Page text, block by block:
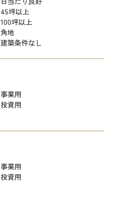
45坪以上
100坪以上
角地
建築条件なし
事業用
投資用
事業用
投資用